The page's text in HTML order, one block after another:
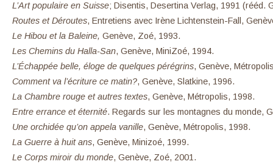
L’Art populaire en Suisse; Disentis, Desertina Verlag, 1991 (rééd.
Routes et Déroutes, Entretiens avec Irène Lichtenstein-Fall,
Le Hibou et la Baleine, Genève, Zoé, 1993.
Les Chemins du Halla-San, Genève, MiniZoé, 1994.
L’Échappée belle, éloge de quelques pérégrins, Genève,
Comment va l’écriture ce matin?, Genève, Slatkine, 1996.
La Chambre rouge et autres textes, Genève, Métropolis, 1998.
Entre errance et éternité. Regards sur les montagnes du monde,
Une orchidée qu’on appela vanille, Genève, Métropolis, 1998.
La Guerre à huit ans, Genève, Minizoé, 1999.
Le Corps miroir du monde, Genève, Zoé, 2001.